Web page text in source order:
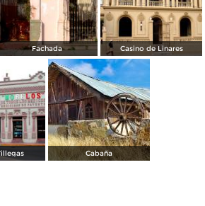
Fachada Casino de Linares
Cabaña